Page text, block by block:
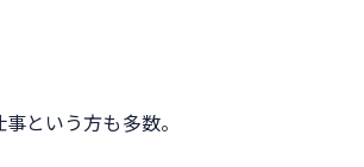
という方も多数。